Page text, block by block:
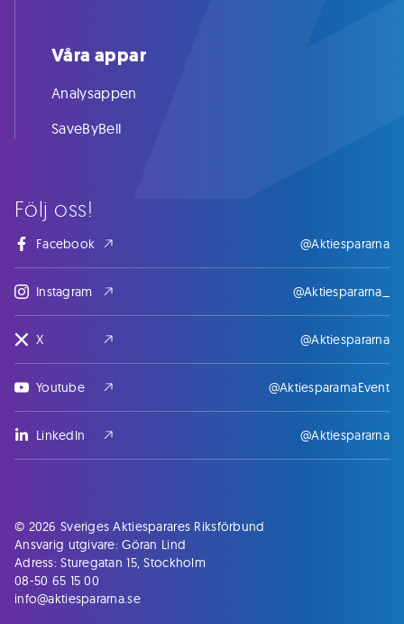
Följ oss!
Facebook @Aktiespararna
Instagram @Aktiespararna_
X @Aktiespararna
Youtube @AktiespararnaEvent
LinkedIn @Aktiespararna
Våra appar
Analysappen
SaveByBell
© 2026 Sveriges Aktiesparares Riksförbund
Ansvarig utgivare: Göran Lind
Adress: Sturegatan 15, Stockholm
08-50 65 15 00
info@aktiespararna.se